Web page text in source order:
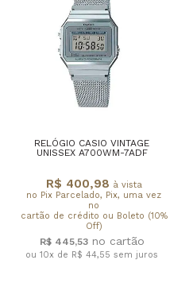
RELÓGIO CASIO VINTAGE
UNISSEX A700WM-7ADF
R$ 400,98 à vista
no Pix Parcelado, Pix, uma vez
no
cartão de crédito ou Boleto (10%
Off)
R$ 445,53
ou 10x de R$ 44,55 sem juros